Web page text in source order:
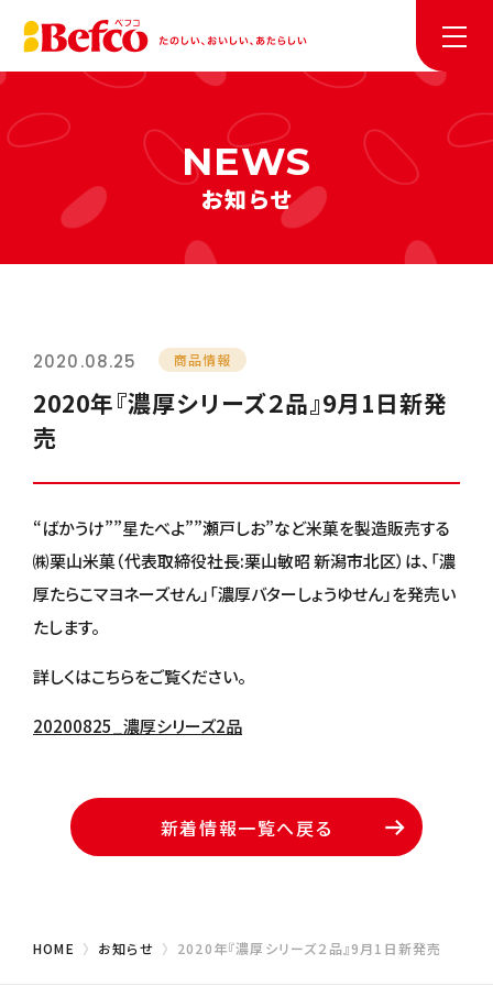
お知らせ
2020.08.25 商品情報
2020年『濃厚シリーズ２品』9月1日新発
売
“ばかうけ””星たべよ””瀬戸しお”など米菓を製造販売する
㈱栗山米菓（代表取締役社長:栗山敏昭 新潟市北区）は、「濃
厚たらこマヨネーズせん」「濃厚バターしょうゆせん」を発売い
たします。
詳しくはこちらをご覧ください。
20200825_濃厚シリーズ2品
新着情報一覧へ戻る
HOME お知らせ 2020年『濃厚シリーズ２品』9月1日新発売